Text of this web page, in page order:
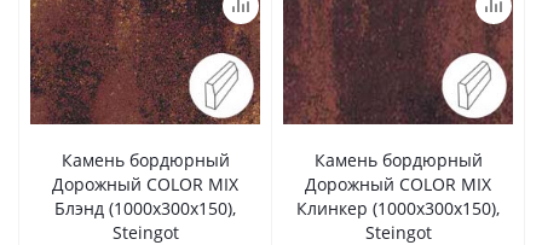
Камень бордюрный
Дорожный COLOR MIX
Блэнд (1000х300х150),
Steingot
Камень бордюрный
Дорожный COLOR MIX
Клинкер (1000х300х150),
Steingot